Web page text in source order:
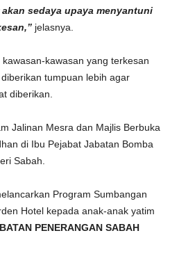
sedaya upaya menyantuni
jelasnya.
kawasan yang terkesan
tumpuan lebih agar
diberikan.
Jalinan Mesra dan Majlis Berbuka
di Ibu Pejabat Jabatan Bomba
Sabah.
Program Sumbangan
Hotel kepada anak-anak yatim
PENERANGAN SABAH